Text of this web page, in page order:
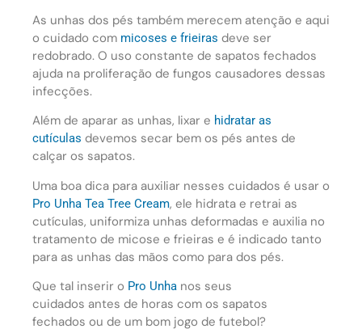
As unhas dos pés também merecem atenção e aqui
o cuidado com micoses e frieiras deve ser
redobrado. O uso constante de sapatos fechados
ajuda na proliferação de fungos causadores dessas
infecções.
Além de aparar as unhas, lixar e hidratar as
cutículas devemos secar bem os pés antes de
calçar os sapatos.
Uma boa dica para auxiliar nesses cuidados é usar o
Pro Unha Tea Tree Cream, ele hidrata e retrai as
cutículas, uniformiza unhas deformadas e auxilia no
tratamento de micose e frieiras e é indicado tanto
para as unhas das mãos como para dos pés.
Que tal inserir o Pro Unha nos seus
cuidados antes de horas com os sapatos
fechados ou de um bom jogo de futebol?